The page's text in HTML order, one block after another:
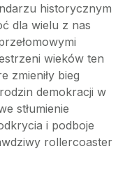
historycznym
dla wielu z nas
wieków ten
zmieniły bieg
demokracji w
stłumienie
i podboje
rollercoaster